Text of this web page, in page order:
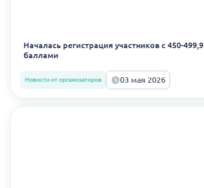
Началась регистрация участников с 450-499,9
баллами
Новости от организаторов 03 мая 2026